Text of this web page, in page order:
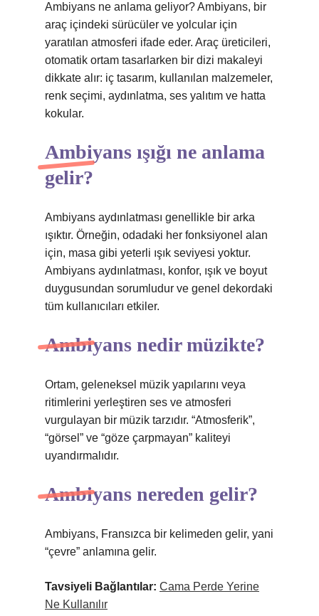
Ambiyans ne anlama geliyor? Ambiyans, bir
araç içindeki sürücüler ve yolcular için
yaratılan atmosferi ifade eder. Araç üreticileri,
otomatik ortam tasarlarken bir dizi makaleyi
dikkate alır: iç tasarım, kullanılan malzemeler,
renk seçimi, aydınlatma, ses yalıtım ve hatta
kokular.
Ambiyans ışığı ne anlama
gelir?
Ambiyans aydınlatması genellikle bir arka
ışıktır. Örneğin, odadaki her fonksiyonel alan
için, masa gibi yeterli ışık seviyesi yoktur.
Ambiyans aydınlatması, konfor, ışık ve boyut
duygusundan sorumludur ve genel dekordaki
tüm kullanıcıları etkiler.
Ambiyans nedir müzikte?
Ortam, geleneksel müzik yapılarını veya
ritimlerini yerleştiren ses ve atmosferi
vurgulayan bir müzik tarzıdır. “Atmosferik”,
“görsel” ve “göze çarpmayan” kaliteyi
uyandırmalıdır.
Ambiyans nereden gelir?
Ambiyans, Fransızca bir kelimeden gelir, yani
“çevre” anlamına gelir.
Tavsiyeli Bağlantılar: Cama Perde Yerine
Ne Kullanılır